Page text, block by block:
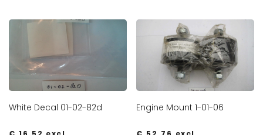
White Decal 01-02-82d Engine Mount 1-01-06